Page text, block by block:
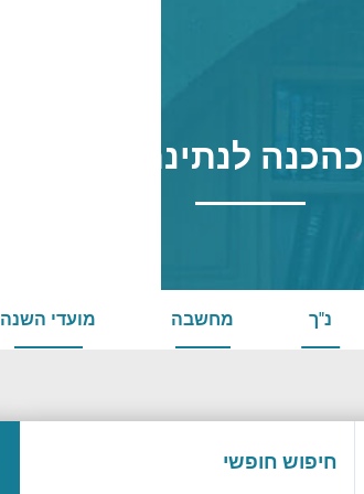
לנתינת שפע
נ"ך מחשבה מועדי השנה